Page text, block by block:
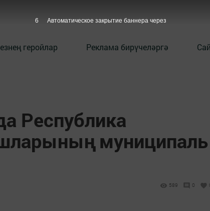
геройлар Реклама бирүчеләргә
Республика
муниципаль
589 0
5 Автоматическое закрытие баннера через